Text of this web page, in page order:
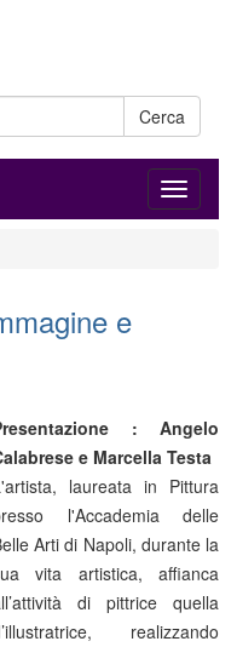
Cerca
e
: Angelo
e Marcella Testa
laureata in Pittura
l'Accademia delle
Arti di Napoli, durante la
vita artistica, affianca
di pittrice quella
realizzando